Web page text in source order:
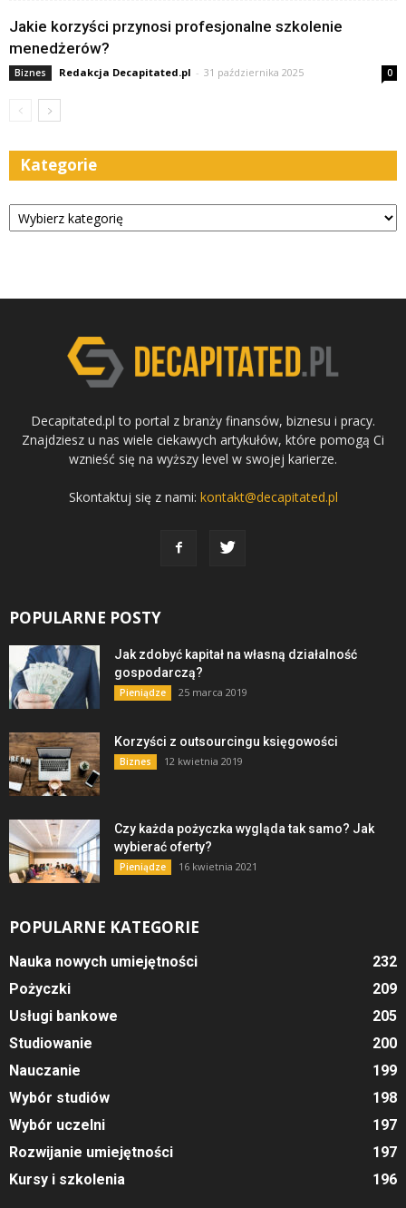
Jakie korzyści przynosi profesjonalne szkolenie
menedżerów?
Biznes Redakcja Decapitated.pl - 31 października 2025 0
Kategorie
Kategorie
Decapitated.pl to portal z branży finansów, biznesu i pracy.
Znajdziesz u nas wiele ciekawych artykułów, które pomogą Ci
wznieść się na wyższy level w swojej karierze.
Skontaktuj się z nami: kontakt@decapitated.pl
POPULARNE POSTY
Jak zdobyć kapitał na własną działalność
gospodarczą?
Pieniądze 25 marca 2019
Korzyści z outsourcingu księgowości
Biznes 12 kwietnia 2019
Czy każda pożyczka wygląda tak samo? Jak
wybierać oferty?
Pieniądze 16 kwietnia 2021
POPULARNE KATEGORIE
Nauka nowych umiejętności
232
Pożyczki
209
Usługi bankowe
205
Studiowanie
200
Nauczanie
199
Wybór studiów
198
Wybór uczelni
197
Rozwijanie umiejętności
197
Kursy i szkolenia
196